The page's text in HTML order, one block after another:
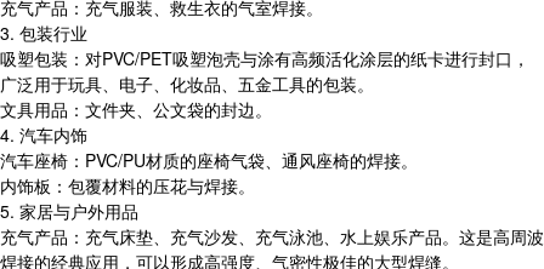
充气产品：充气服装、救生衣的气室焊接。
3. 包装行业
吸塑包装：对PVC/PET吸塑泡壳与涂有高频活化涂层的纸卡进行封口，
广泛用于玩具、电子、化妆品、五金工具的包装。
文具用品：文件夹、公文袋的封边。
4. 汽车内饰
汽车座椅：PVC/PU材质的座椅气袋、通风座椅的焊接。
内饰板：包覆材料的压花与焊接。
5. 家居与户外用品
充气产品：充气床垫、充气沙发、充气泳池、水上娱乐产品。这是高周波
焊接的经典应用，可以形成高强度、气密性极佳的大型焊缝。